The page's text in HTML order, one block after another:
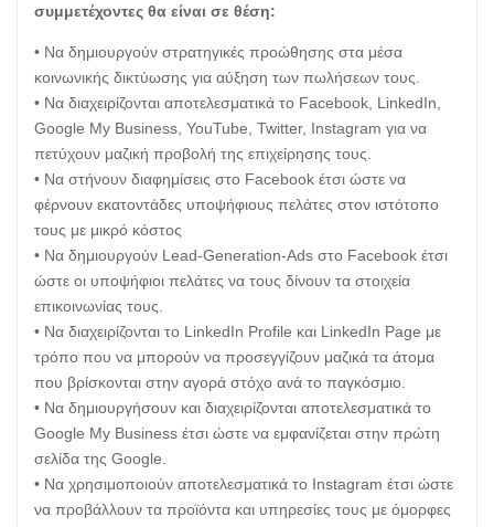
συμμετέχοντες θα είναι σε θέση:
• Να δημιουργούν στρατηγικές προώθησης στα μέσα
κοινωνικής δικτύωσης για αύξηση των πωλήσεων τους.
• Να διαχειρίζονται αποτελεσματικά το Facebook, LinkedIn,
Google Μy Business, YouTube, Twitter, Instagram για να
πετύχουν μαζική προβολή της επιχείρησης τους.
• Να στήνουν διαφημίσεις στο Facebook έτσι ώστε να
φέρνουν εκατοντάδες υποψήφιους πελάτες στον ιστότοπο
τους με μικρό κόστος
• Να δημιουργούν Lead-Generation-Ads στο Facebook έτσι
ώστε οι υποψήφιοι πελάτες να τους δίνουν τα στοιχεία
επικοινωνίας τους.
• Να διαχειρίζονται το LinkedIn Profile και LinkedIn Page με
τρόπο που να μπορούν να προσεγγίζουν μαζικά τα άτομα
που βρίσκονται στην αγορά στόχο ανά το παγκόσμιο.
• Να δημιουργήσουν και διαχειρίζονται αποτελεσματικά το
Google My Business έτσι ώστε να εμφανίζεται στην πρώτη
σελίδα της Google.
• Να χρησιμοποιούν αποτελεσματικά το Instagram έτσι ώστε
να προβάλλουν τα προϊόντα και υπηρεσίες τους με όμορφες